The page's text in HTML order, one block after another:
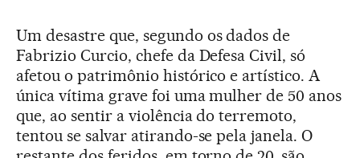
Um desastre que, segundo os dados de
Fabrizio Curcio, chefe da Defesa Civil, só
afetou o patrimônio histórico e artístico. A
única vítima grave foi uma mulher de 50 anos
que, ao sentir a violência do terremoto,
tentou se salvar atirando-se pela janela. O